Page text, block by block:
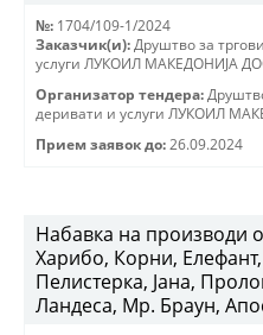
№: 1704/109-1/2024
Заказчик(и): Друштво за
услуги ЛУКОИЛ МАКЕДОНИJА
Организатор тендера:
деривати и услуги ЛУКОИЛ
Прием заявок до: 26.09.2024
Набавка на производи
Харибо, Корни, Елефант,
Пелистерка, Јана,
Ландеса, Мр. Браун,